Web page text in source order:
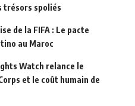
trésors spoliés
de la FIFA : Le pacte
au Maroc
Watch relance le
et le coût humain de